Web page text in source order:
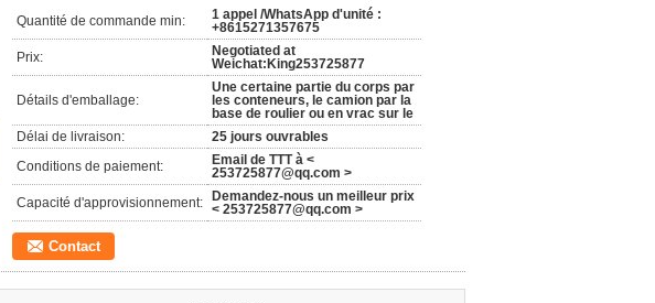
Quantité de commande min:
1 appel /WhatsApp d'unité :
+8615271357675
Prix:
Negotiated at
Weichat:King253725877
Détails d'emballage:
Une certaine partie du corps par
les conteneurs, le camion par la
base de roulier ou en vrac sur le
Délai de livraison:
25 jours ouvrables
Conditions de paiement:
Email de TTT à <
253725877@qq.com >
Capacité d'approvisionnement:
Demandez-nous un meilleur prix
< 253725877@qq.com >
Contact